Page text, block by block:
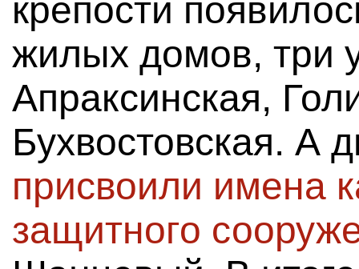
крепости
жилых домов, три
Апраксинская,
Бухвостовская. А
присвоили имена
защитного